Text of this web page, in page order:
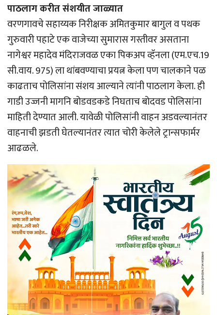
पाठलाग करीत संशयीत जाळ्यात
वरणगावचे सहाय्यक निरीक्षक अमितकुमार बागुल व पथक
गुरुवारी पहाटे एक वाजेच्या सुमारास गस्तीवर असताना
नागेश्वर महादेव मंदिराजवळ एका पिकअप व्हॅनला (एम.एच.19
सी.वाय. 975) ला थांबवण्याचा प्रयत्न केला पण चालकाने पळ
काढताच पोलिसांना संशय आल्याने त्यांनी पाठलाग केला. ही
गाडी उज्जनी मागनि बोडवडकडे निघताच बोदवड पोलिसांना
माहिती देण्यात आली. यावेळी पोलिसांनी वाहन अडवल्यानंतर
वाहनाची झडती घेतल्यानंतर त्यात चोरी केलेले ट्रान्सफार्मर
आढळले.